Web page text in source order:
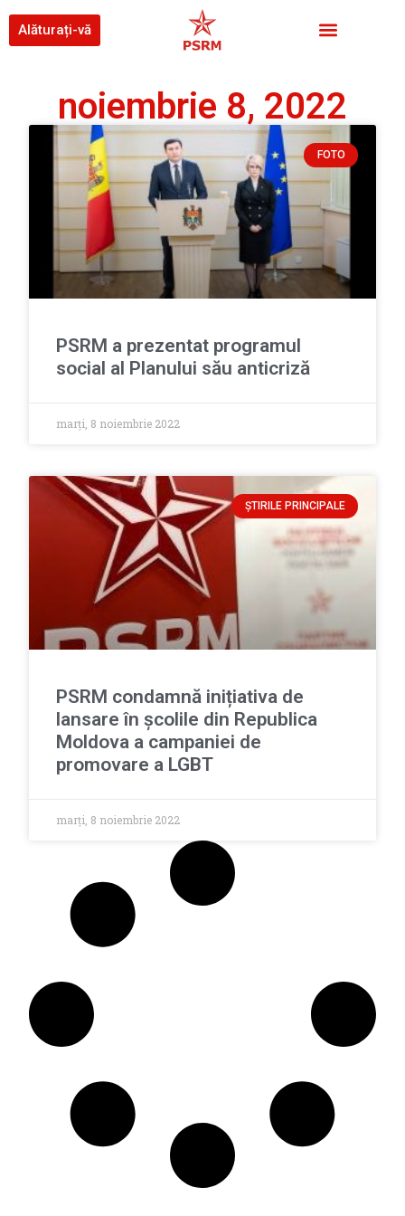
Alăturați-vă
noiembrie 8, 2022
FOTO
PSRM a prezentat programul
social al Planului său anticriză
marți, 8 noiembrie 2022
ȘTIRILE PRINCIPALE
PSRM condamnă inițiativa de
lansare în școlile din Republica
Moldova a campaniei de
promovare a LGBT
marți, 8 noiembrie 2022